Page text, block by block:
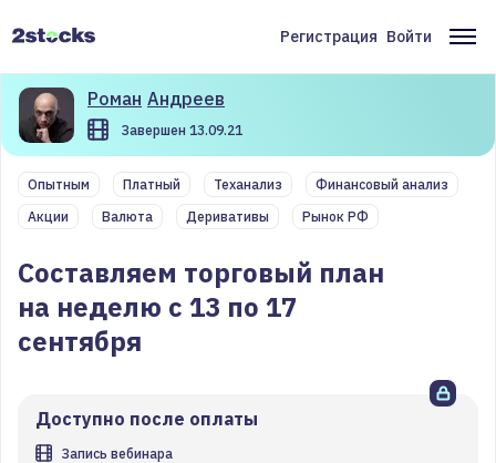
содержанию
Меню
пользователя
Регистрация Войти
Роман Андреев
Завершен 13.09.21
Составляем торговый план
на неделю с 13 по 17
сентября
Доступно после оплаты
Запись вебинара
Опытным Платный Теханализ
Финансовый анализ
Акции
Валюта Деривативы Рынок РФ